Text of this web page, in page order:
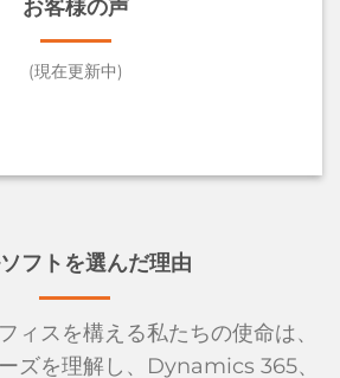
お客様の声
(現在更新中)
フトを選んだ理由
ィスを構える私たちの使命は、
ズを理解し、Dynamics 365、